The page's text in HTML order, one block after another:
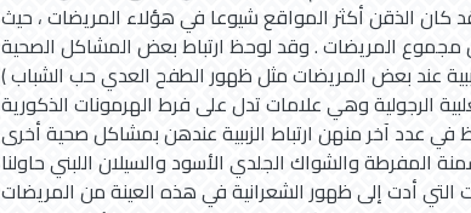
كان الذقن أكثر المواقع شيوعا في هؤلاء المريضات ، حيث
%۸۹ ، من مجموع المريضات . وقد لوحظ ارتباط بعض المشاكل الصحية
عند بعض المريضات مثل ظهور الطفح العدي حب الشباب )
الرجولية وهي علامات تدل على فرط الهرمونات الذكورية
في عدد آخر منهن ارتباط الزببية عندهن بمشاكل صحية أخرى
المفرطة والشواك الجلدي الأسود والسيلان اللبني حاولنا
التي أدت إلى ظهور الشعرانية في هذه العينة من المريضات